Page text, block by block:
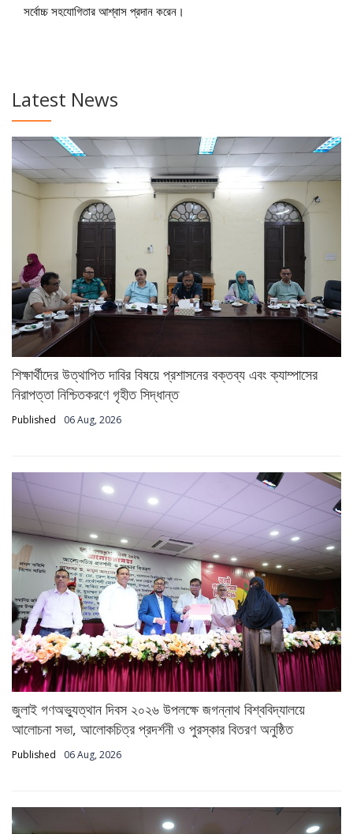
সর্বোচ্চ সহযোগিতার আশ্বাস প্রদান করেন।
Latest News
শিক্ষার্থীদের উত্থাপিত দাবির বিষয়ে প্রশাসনের বক্তব্য এবং ক্যাম্পাসের
নিরাপত্তা নিশ্চিতকরণে গৃহীত সিদ্ধান্ত
Published 06 Aug, 2026
জুলাই গণঅভ্যুত্থান দিবস ২০২৬ উপলক্ষে জগন্নাথ বিশ্ববিদ্যালয়ে
আলোচনা সভা, আলোকচিত্র প্রদর্শনী ও পুরস্কার বিতরণ অনুষ্ঠিত
Published 06 Aug, 2026